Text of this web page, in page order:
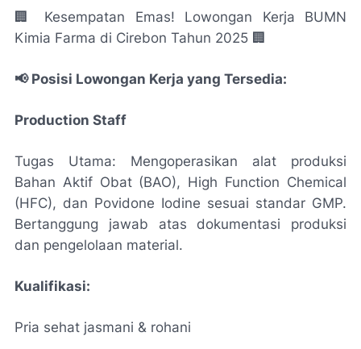
🏢 Kesempatan Emas! Lowongan Kerja BUMN
Kimia Farma di Cirebon Tahun 2025 🏢
📢 Posisi Lowongan Kerja yang Tersedia:
Production Staff
Tugas Utama: Mengoperasikan alat produksi
Bahan Aktif Obat (BAO), High Function Chemical
(HFC), dan Povidone Iodine sesuai standar GMP.
Bertanggung jawab atas dokumentasi produksi
dan pengelolaan material.
Kualifikasi:
Pria sehat jasmani & rohani